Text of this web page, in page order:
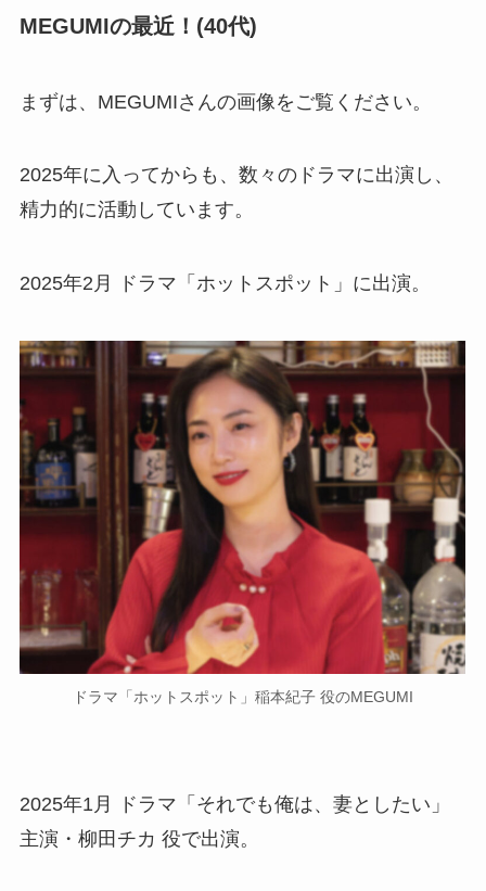
MEGUMIの最近！(40代)
まずは、MEGUMIさんの画像をご覧ください。
2025年に入ってからも、数々のドラマに出演し、
精力的に活動しています。
2025年2月 ドラマ「ホットスポット」に出演。
ドラマ「ホットスポット」稲本紀子 役のMEGUMI
2025年1月 ドラマ「それでも俺は、妻としたい」
主演・柳田チカ 役で出演。